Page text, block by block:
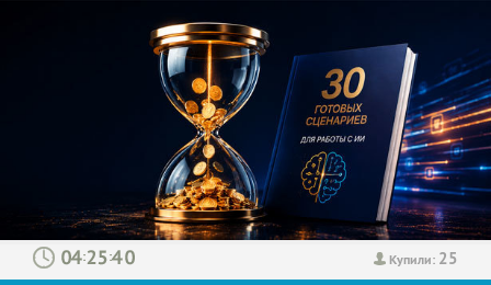
Купили: 25
: :